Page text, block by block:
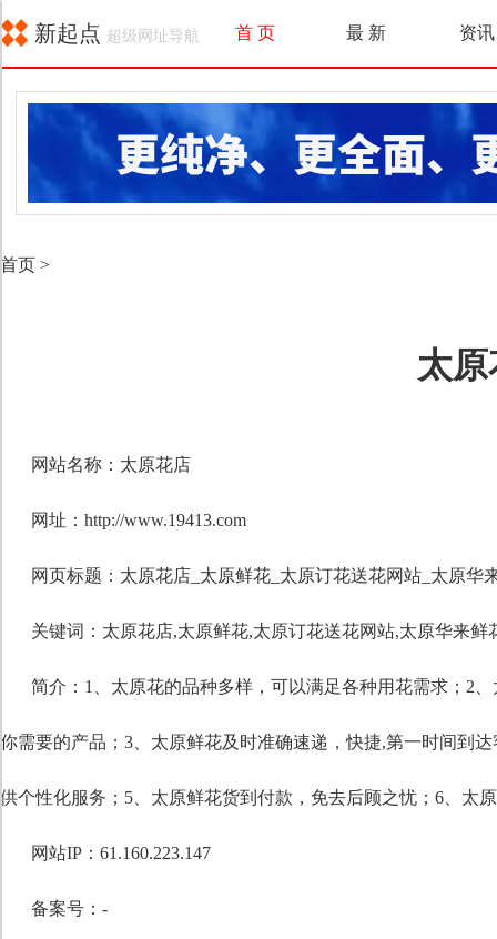
新起点 超级网址导航 首 页 最 新 资讯
首页 >
太
网站名称：太原花店
网址：http://www.19413.com
网页标题：太原花店_太原鲜花_太原订花送花网站_太原华
关键词： 太原花店,太原鲜花,太原订花送花网站,太原华来鲜
简介：1、太原花的品种多样，可以满足各种用花需求；2
你需要的产品；3、太原鲜花及时准确速递，快捷,第一时间到
供个性化服务；5、太原鲜花货到付款，免去后顾之忧；6、太
网站IP：61.160.223.147
备案号：-